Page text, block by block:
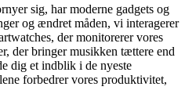
sig, har moderne gadgets og
og ændret måden, vi interagerer
der monitorerer vores
der bringer musikken tættere end
dig et indblik i de nyeste
forbedrer vores produktivitet,